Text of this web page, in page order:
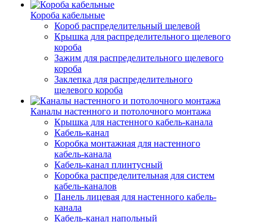
Короба кабельные
Короб распределительный щелевой
Крышка для распределительного щелевого
короба
Зажим для распределительного щелевого
короба
Заклепка для распределительного
щелевого короба
Каналы настенного и потолочного монтажа
Крышка для настенного кабель-канала
Кабель-канал
Коробка монтажная для настенного
кабель-канала
Кабель-канал плинтусный
Коробка распределительная для систем
кабель-каналов
Панель лицевая для настенного кабель-
канала
Кабель-канал напольный